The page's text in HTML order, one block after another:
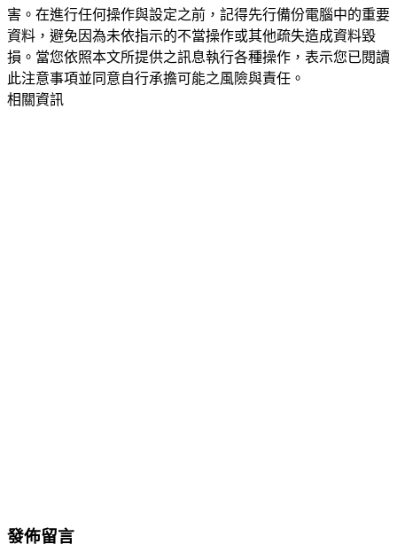
害。在進行任何操作與設定之前，記得先行備份電腦中的重要
資料，避免因為未依指示的不當操作或其他疏失造成資料毀
損。當您依照本文所提供之訊息執行各種操作，表示您已閱讀
此注意事項並同意自行承擔可能之風險與責任。
相關資訊
發佈留言